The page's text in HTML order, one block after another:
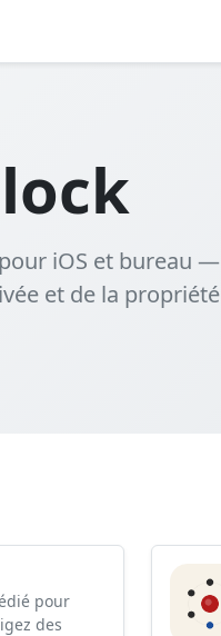
iOS et bureau —
et de la propriété
pour
des